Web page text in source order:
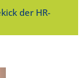
der HR-